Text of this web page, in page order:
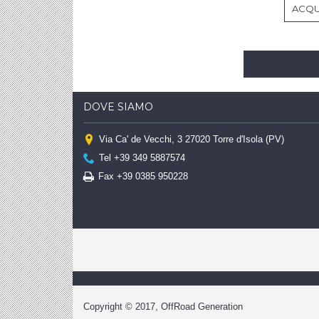
DOVE SIAMO
Via Ca' de Vecchi, 3 27020 Torre d'Isola (PV)
Tel +39 349 5887574
Fax +39 0385 950228
Copyright © 2017, OffRoad Generation